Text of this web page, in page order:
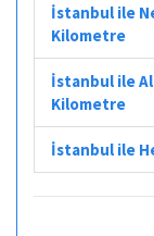
İstanbul ile
Kilometre
İstanbul ile
Kilometre
İstanbul ile